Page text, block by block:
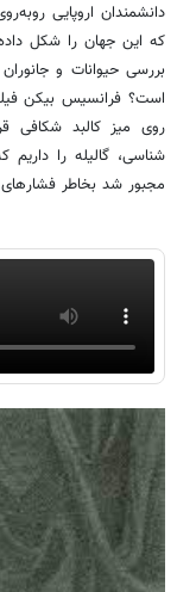
دانشمندان اروپایی
که این جهان را شکل
بررسی حیوانات و
است؟ فرانسیس بیکن
روی میز کالبد شکافی
شناسی، گالیله را
مجبور شد بخاطر